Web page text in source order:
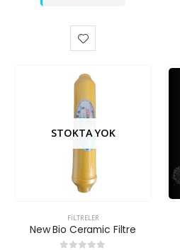
STOKTA YOK
FILTRELER
New Bio Ceramic Filtre